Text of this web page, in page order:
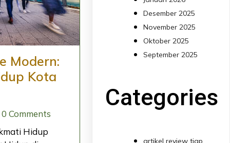
Modern:
Kota
0 Comments
Hidup
Desember 2025
November 2025
Oktober 2025
September 2025
Categories
artikel review tiap